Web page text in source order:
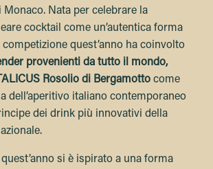
Nata per celebrare la
cocktail come un’autentica forma
competizione quest’anno ha coinvolto
provenienti da tutto il mondo,
Rosolio di Bergamotto come
dell’aperitivo italiano contemporaneo
dei drink più innovativi della
si è ispirato a una forma